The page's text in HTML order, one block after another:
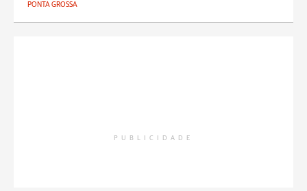
PONTA GROSSA
PUBLICIDADE